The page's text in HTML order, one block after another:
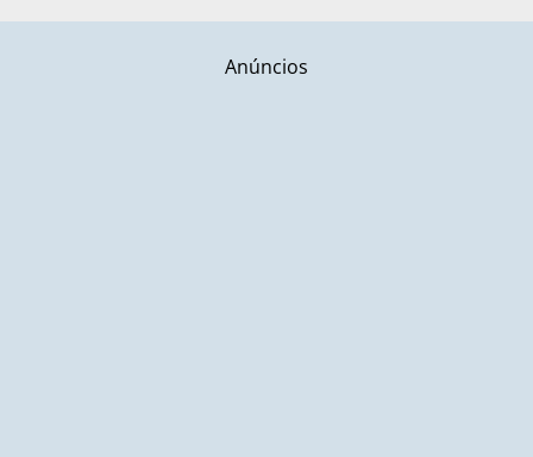
Anúncios